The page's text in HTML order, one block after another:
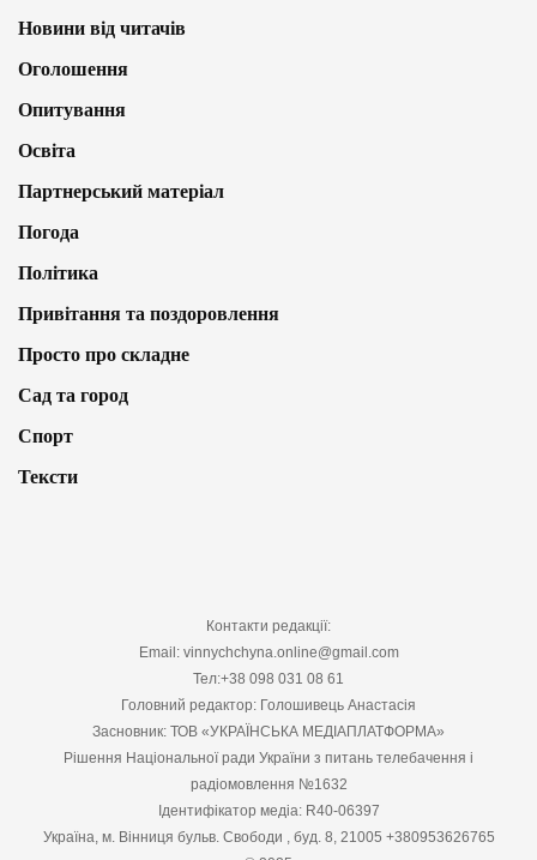
Новини від читачів
Оголошення
Опитування
Освіта
Партнерський матеріал
Погода
Політика
Привітання та поздоровлення
Просто про складне
Сад та город
Спорт
Тексти
Контакти редакції:
Email: vinnychchyna.online@gmail.com
Тел:+38 098 031 08 61
Головний редактор: Голошивець Анастасія
Засновник: ТОВ «УКРАЇНСЬКА МЕДІАПЛАТФОРМА»
Рішення Національної ради України з питань телебачення і
радіомовлення №1632
Ідентифікатор медіа: R40-06397
Україна, м. Вінниця бульв. Свободи , буд. 8, 21005 +380953626765